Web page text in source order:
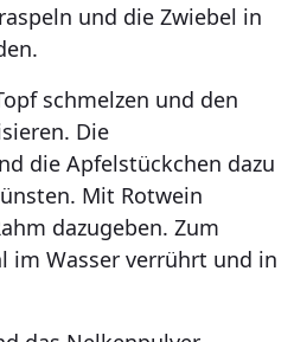
und die Zwiebel in
schmelzen und den
Die
die Apfelstückchen dazu
Mit Rotwein
dazugeben. Zum
im Wasser verrührt und in